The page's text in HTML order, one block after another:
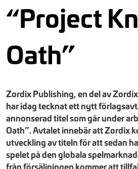
“Project
Oath”
Zordix Publishing, en del av
har idag tecknat ett nytt
annonserad titel som går under
Oath”. Avtalet innebär att Zordix
utveckling av titeln för att sedan
spelet på den globala
från försäljningen kommer att